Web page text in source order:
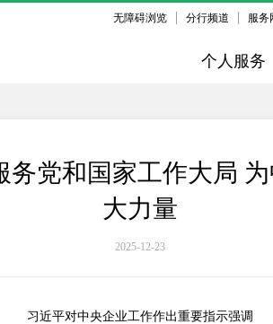
无障碍浏览 分行频道 服务
个人服务
务党和国家工作大局
大力量
2025-12-23
习近平对中央企业工作作出重要指示强调